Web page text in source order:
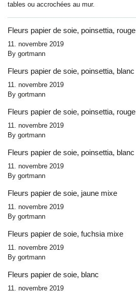
tables ou accrochées au mur.
Fleurs papier de soie, poinsettia, rouge
11. novembre 2019
By gortmann
Fleurs papier de soie, poinsettia, blanc
11. novembre 2019
By gortmann
Fleurs papier de soie, poinsettia, rouge
11. novembre 2019
By gortmann
Fleurs papier de soie, poinsettia, blanc
11. novembre 2019
By gortmann
Fleurs papier de soie, jaune mixe
11. novembre 2019
By gortmann
Fleurs papier de soie, fuchsia mixe
11. novembre 2019
By gortmann
Fleurs papier de soie, blanc
11. novembre 2019